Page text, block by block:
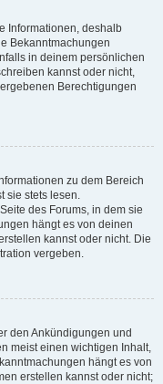
Informationen, deshalb
Bekanntmachungen
in deinem persönlichen
kannst oder nicht,
Berechtigungen
zu dem Bereich
sie stets lesen.
des Forums, in dem sie
hängt es von deinen
kannst oder nicht. Die
vergeben.
den Ankündigungen und
meist einen wichtigen Inhalt,
hängt es von
erstellen kannst oder nicht;